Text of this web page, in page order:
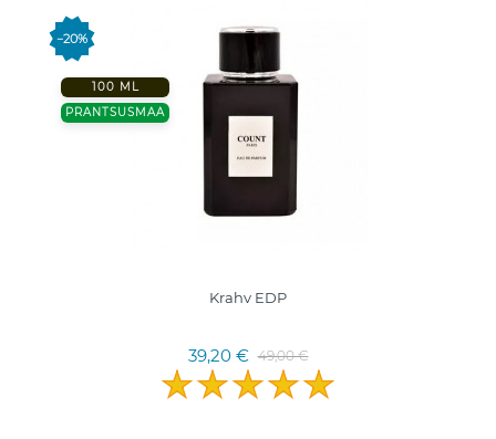
−20%
100 ML
PRANTSUSMAA
Krahv EDP
39,20 € 49,00 €